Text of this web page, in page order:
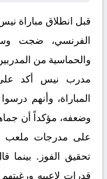
قبل انطلاق مباراة
الفرنسي، ضجت
والحماسية من
مدرب نيس أكد
المباراة، وأنهم
وضعفه، مؤكداً أن
على مدرجات ملعب
تحقيق الفوز. بينما
قدرات لاعبيه